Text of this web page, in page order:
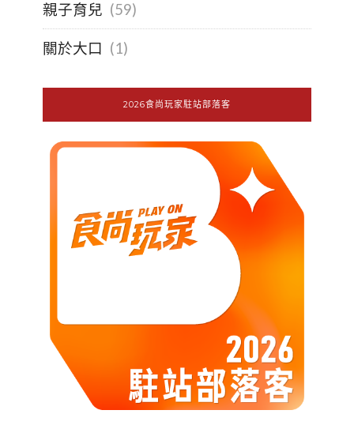
親子育兒 (59)
關於大口 (1)
2026食尚玩家駐站部落客